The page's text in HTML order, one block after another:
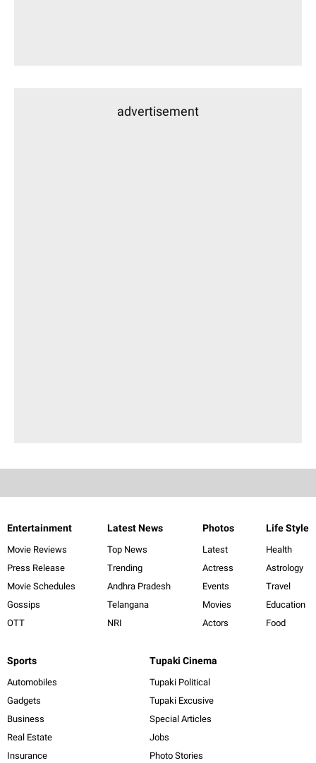
advertisement
Entertainment
Movie Reviews
Press Release
Movie Schedules
Gossips
OTT
Latest News
Top News
Trending
Andhra Pradesh
Telangana
NRI
Photos
Latest
Actress
Events
Movies
Actors
Life Style
Health
Astrology
Travel
Education
Food
Sports
Automobiles
Gadgets
Business
Real Estate
Insurance
Tupaki Cinema
Tupaki Political
Tupaki Excusive
Special Articles
Jobs
Photo Stories